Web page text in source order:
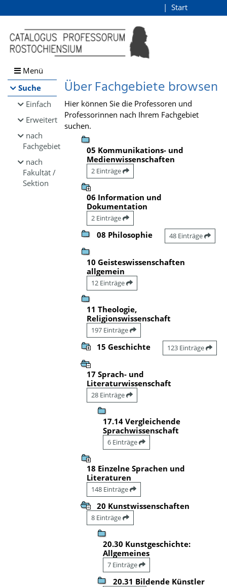
Browsen
direkt zum Inhalt
Start
Menü
Suche
Einfach
Erweitert
nach
Fachgebiet
nach
Fakultät /
Sektion
Über Fachgebiete browsen
Hier können Sie die Professoren und
Professorinnen nach Ihrem Fachgebiet
suchen.
05 Kommunikations- und
Medienwissenschaften
2 Einträge
06 Information und
Dokumentation
2 Einträge
08 Philosophie 48 Einträge
10 Geisteswissenschaften
allgemein
12 Einträge
11 Theologie,
Religionswissenschaft
197 Einträge
15 Geschichte 123 Einträge
17 Sprach- und
Literaturwissenschaft
28 Einträge
17.14 Vergleichende
Sprachwissenschaft
6 Einträge
18 Einzelne Sprachen und
Literaturen
148 Einträge
20 Kunstwissenschaften
8 Einträge
20.30 Kunstgeschichte:
Allgemeines
7 Einträge
20.31 Bildende Künstler